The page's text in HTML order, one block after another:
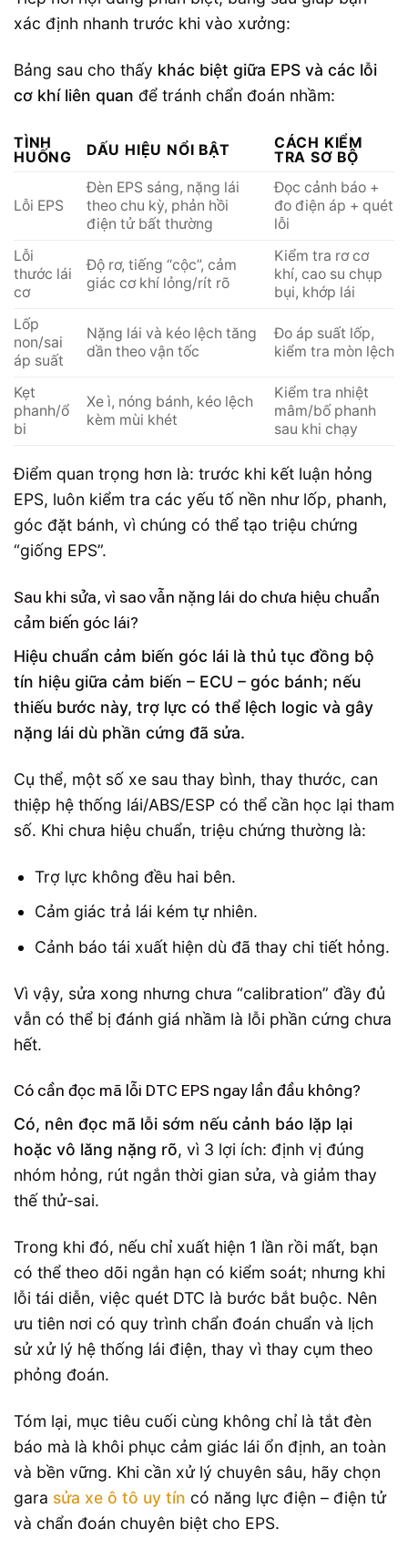
xác định nhanh trước khi vào xưởng:
Bảng sau cho thấy khác biệt giữa EPS và các lỗi
cơ khí liên quan để tránh chẩn đoán nhầm:
TÌNH
HUỐNG
DẤU HIỆU NỔI BẬT
CÁCH KIỂM
TRA SƠ BỘ
Lỗi EPS
Đèn EPS sáng, nặng lái
theo chu kỳ, phản hồi
điện tử bất thường
Đọc cảnh báo +
đo điện áp + quét
lỗi
Lỗi
thước lái
cơ
Độ rơ, tiếng “cộc”, cảm
giác cơ khí lỏng/rít rõ
Kiểm tra rơ cơ
khí, cao su chụp
bụi, khớp lái
Lốp
non/sai
áp suất
Nặng lái và kéo lệch tăng
dần theo vận tốc
Đo áp suất lốp,
kiểm tra mòn lệch
Kẹt
phanh/ổ
bi
Xe ì, nóng bánh, kéo lệch
kèm mùi khét
Kiểm tra nhiệt
mâm/bố phanh
sau khi chạy
Điểm quan trọng hơn là: trước khi kết luận hỏng
EPS, luôn kiểm tra các yếu tố nền như lốp, phanh,
góc đặt bánh, vì chúng có thể tạo triệu chứng
“giống EPS”.
Sau khi sửa, vì sao vẫn nặng lái do chưa hiệu chuẩn
cảm biến góc lái?
Hiệu chuẩn cảm biến góc lái là thủ tục đồng bộ
tín hiệu giữa cảm biến – ECU – góc bánh; nếu
thiếu bước này, trợ lực có thể lệch logic và gây
nặng lái dù phần cứng đã sửa.
Cụ thể, một số xe sau thay bình, thay thước, can
thiệp hệ thống lái/ABS/ESP có thể cần học lại tham
số. Khi chưa hiệu chuẩn, triệu chứng thường là:
Trợ lực không đều hai bên.
Cảm giác trả lái kém tự nhiên.
Cảnh báo tái xuất hiện dù đã thay chi tiết hỏng.
Vì vậy, sửa xong nhưng chưa “calibration” đầy đủ
vẫn có thể bị đánh giá nhầm là lỗi phần cứng chưa
hết.
Có cần đọc mã lỗi DTC EPS ngay lần đầu không?
Có, nên đọc mã lỗi sớm nếu cảnh báo lặp lại
hoặc vô lăng nặng rõ, vì 3 lợi ích: định vị đúng
nhóm hỏng, rút ngắn thời gian sửa, và giảm thay
thế thử-sai.
Trong khi đó, nếu chỉ xuất hiện 1 lần rồi mất, bạn
có thể theo dõi ngắn hạn có kiểm soát; nhưng khi
lỗi tái diễn, việc quét DTC là bước bắt buộc. Nên
ưu tiên nơi có quy trình chẩn đoán chuẩn và lịch
sử xử lý hệ thống lái điện, thay vì thay cụm theo
phỏng đoán.
Tóm lại, mục tiêu cuối cùng không chỉ là tắt đèn
báo mà là khôi phục cảm giác lái ổn định, an toàn
và bền vững. Khi cần xử lý chuyên sâu, hãy chọn
gara sửa xe ô tô uy tín có năng lực điện – điện tử
và chẩn đoán chuyên biệt cho EPS.